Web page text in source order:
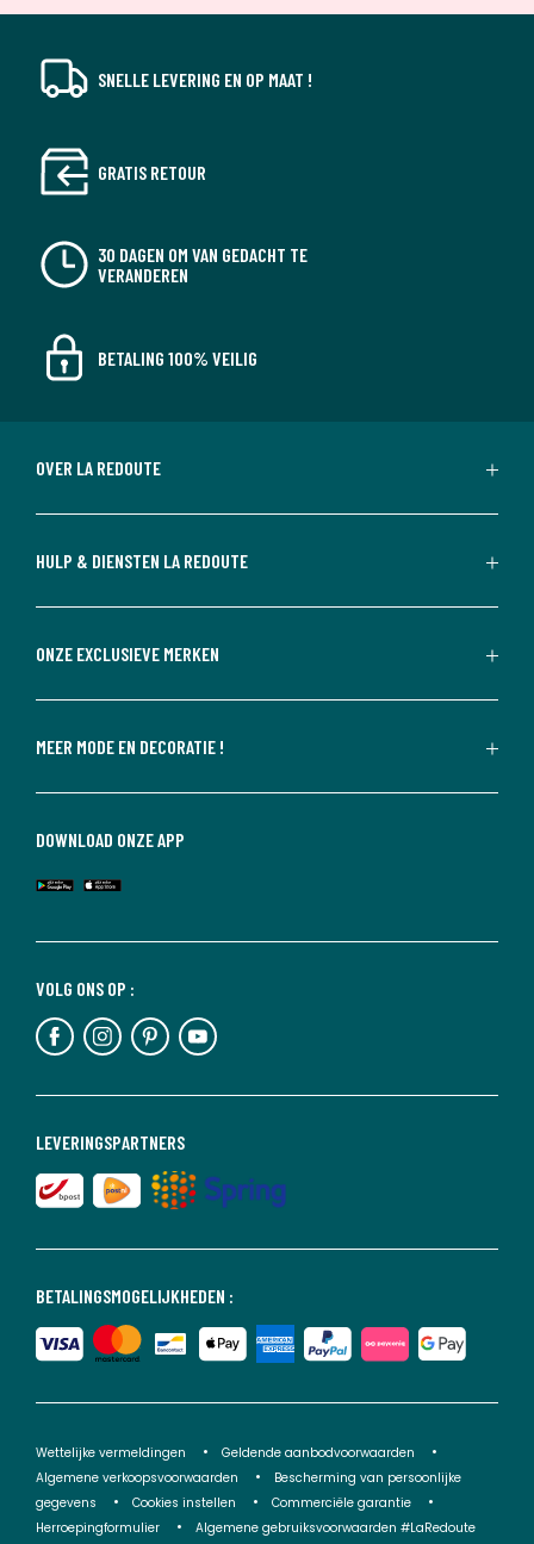
SNELLE LEVERING EN OP MAAT !
GRATIS RETOUR
30 DAGEN OM VAN GEDACHT TE
VERANDEREN
BETALING 100% VEILIG
OVER LA REDOUTE
HULP & DIENSTEN LA REDOUTE
ONZE EXCLUSIEVE MERKEN
MEER MODE EN DECORATIE !
BETALINGSMOGELIJKHEDEN :
LEVERINGSPARTNERS
VOLG ONS OP :
DOWNLOAD ONZE APP
Wettelijke vermeldingen
Geldende aanbodvoorwaarden
Algemene verkoopsvoorwaarden
Bescherming van persoonlijke
gegevens
Cookies instellen
Commerciële garantie
Herroepingformulier
Algemene gebruiksvoorwaarden #LaRedoute